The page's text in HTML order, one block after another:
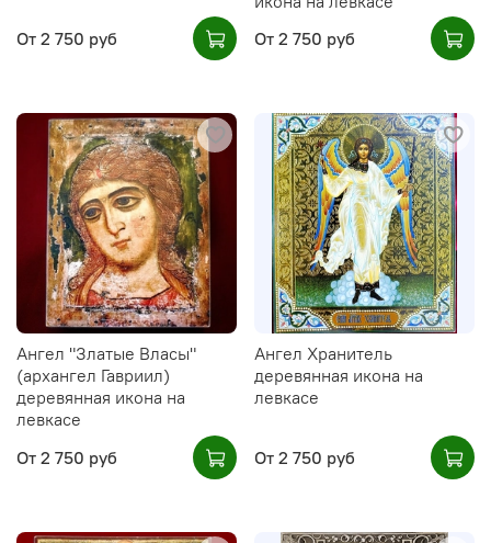
От 2 750 руб
От 2 750 руб
Ангел "Златые Власы"
(архангел Гавриил)
деревянная икона на
левкасе
От 2 750 руб
Ангел Хранитель
деревянная икона на
левкасе
От 2 750 руб